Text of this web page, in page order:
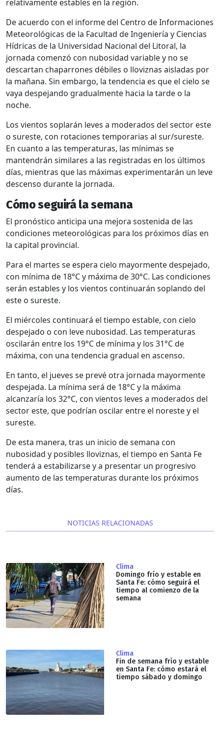
relativamente estables en la región.
De acuerdo con el informe del Centro de Informaciones
Meteorológicas de la Facultad de Ingeniería y Ciencias
Hídricas de la Universidad Nacional del Litoral, la
jornada comenzó con nubosidad variable y no se
descartan chaparrones débiles o lloviznas aisladas por
la mañana. Sin embargo, la tendencia es que el cielo se
vaya despejando gradualmente hacia la tarde o la
noche.
Los vientos soplarán leves a moderados del sector este
o sureste, con rotaciones temporarias al sur/sureste.
En cuanto a las temperaturas, las mínimas se
mantendrán similares a las registradas en los últimos
días, mientras que las máximas experimentarán un leve
descenso durante la jornada.
Cómo seguirá la semana
El pronóstico anticipa una mejora sostenida de las
condiciones meteorológicas para los próximos días en
la capital provincial.
Para el martes se espera cielo mayormente despejado,
con mínima de 18°C y máxima de 30°C. Las condiciones
serán estables y los vientos continuarán soplando del
este o sureste.
El miércoles continuará el tiempo estable, con cielo
despejado o con leve nubosidad. Las temperaturas
oscilarán entre los 19°C de mínima y los 31°C de
máxima, con una tendencia gradual en ascenso.
En tanto, el jueves se prevé otra jornada mayormente
despejada. La mínima será de 18°C y la máxima
alcanzaría los 32°C, con vientos leves a moderados del
sector este, que podrían oscilar entre el noreste y el
sureste.
De esta manera, tras un inicio de semana con
nubosidad y posibles lloviznas, el tiempo en Santa Fe
tenderá a estabilizarse y a presentar un progresivo
aumento de las temperaturas durante los próximos
días.
NOTICIAS RELACIONADAS
Clima
Domingo frío y estable en
Santa Fe: cómo seguirá el
tiempo al comienzo de la
semana
Clima
Fin de semana frío y estable
en Santa Fe: cómo estará el
tiempo sábado y domingo